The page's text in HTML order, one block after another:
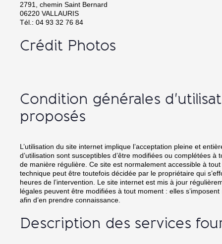
2791, chemin Saint Bernard
06220 VALLAURIS
Tél.: 04 93 32 76 84
Crédit Photos
Condition générales
proposés
L’utilisation du site internet implique l’acceptation pleine et
d’utilisation sont susceptibles d’être modifiées ou complétées
de manière régulière. Ce site est normalement accessible à
technique peut être toutefois décidée par le propriétaire qui
heures de l’intervention. Le site internet est mis à jour
légales peuvent être modifiées à tout moment : elles
afin d’en prendre connaissance.
Description des services